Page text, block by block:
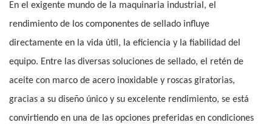
En el exigente mundo de la maquinaria industrial, el
rendimiento de los componentes de sellado influye
directamente en la vida útil, la eficiencia y la fiabilidad del
equipo. Entre las diversas soluciones de sellado, el retén de
aceite con marco de acero inoxidable y roscas giratorias,
gracias a su diseño único y su excelente rendimiento, se está
convirtiendo en una de las opciones preferidas en condiciones